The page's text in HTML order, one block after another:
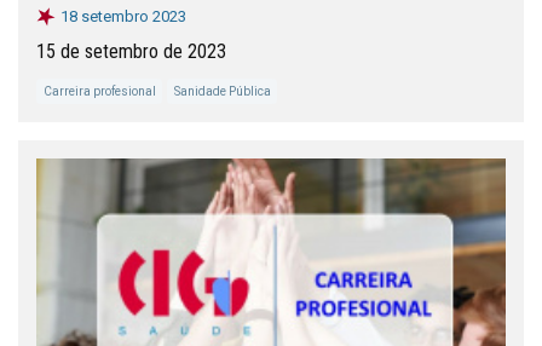
18 setembro 2023
15 de setembro de 2023
Carreira profesional Sanidade Pública